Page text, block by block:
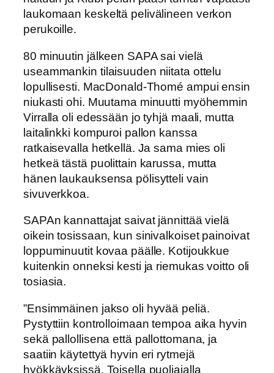
laukomaan keskeltä pelivälineen verkon
perukoille.
80 minuutin jälkeen SAPA sai vielä
useammankin tilaisuuden niitata ottelu
lopullisesti. MacDonald-Thomé ampui ensin
niukasti ohi. Muutama minuutti myöhemmin
Virralla oli edessään jo tyhjä maali, mutta
laitalinkki kompuroi pallon kanssa
ratkaisevalla hetkellä. Ja sama mies oli
hetkeä tästä puolittain karussa, mutta
hänen laukauksensa pölisytteli vain
sivuverkkoa.
SAPAn kannattajat saivat jännittää vielä
oikein tosissaan, kun sinivalkoiset painoivat
loppuminuutit kovaa päälle. Kotijoukkue
kuitenkin onneksi kesti ja riemukas voitto oli
tosiasia.
”Ensimmäinen jakso oli hyvää peliä.
Pystyttiin kontrolloimaan tempoa aika hyvin
sekä pallollisena että pallottomana, ja
saatiin käytettyä hyvin eri rytmejä
hyökkäyksissä. Toisella puoliajalla